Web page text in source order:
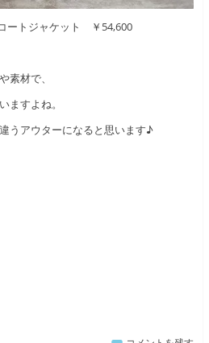
ートジャケット ￥54,600
素材で、
ますよね。
うアウターになると思います♪